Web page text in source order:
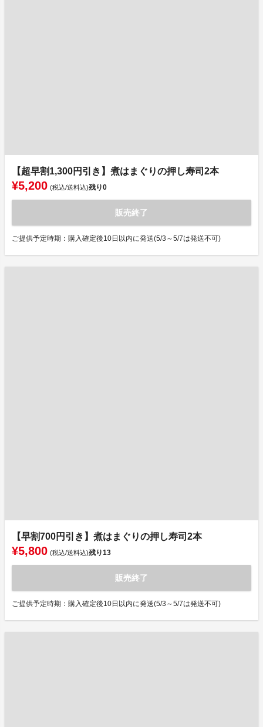
【超早割1,300円引き】煮はまぐりの押し寿司2本
¥5,200 (税込/送料込)残り0
販売終了
ご提供予定時期：購入確定後10日以内に発送(5/3～5/7は発送不可)
【早割700円引き】煮はまぐりの押し寿司2本
¥5,800 (税込/送料込)残り13
販売終了
ご提供予定時期：購入確定後10日以内に発送(5/3～5/7は発送不可)